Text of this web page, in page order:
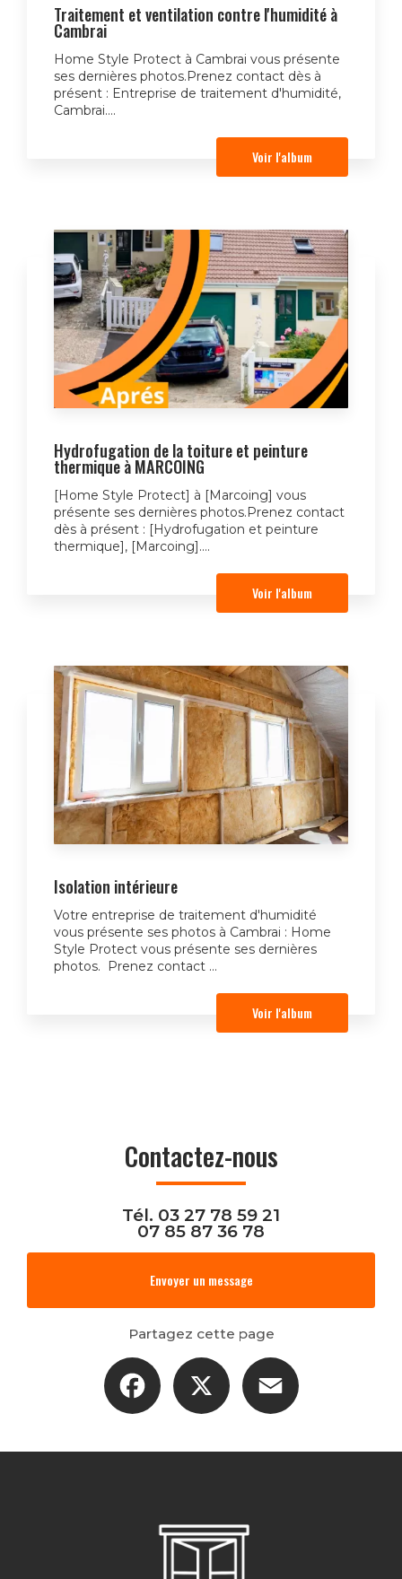
Traitement et ventilation contre l'humidité à
Cambrai
Home Style Protect à Cambrai vous présente
ses dernières photos.Prenez contact dès à
présent : Entreprise de traitement d'humidité,
Cambrai....
Voir l'album
Hydrofugation de la toiture et peinture
thermique à MARCOING
[Home Style Protect] à [Marcoing] vous
présente ses dernières photos.Prenez contact
dès à présent : [Hydrofugation et peinture
thermique], [Marcoing]....
Voir l'album
Isolation intérieure
Votre entreprise de traitement d'humidité
vous présente ses photos à Cambrai : Home
Style Protect vous présente ses dernières
photos. Prenez contact ...
Voir l'album
Contactez-nous
Tél. 03 27 78 59 21
07 85 87 36 78
Envoyer un message
Partagez cette page
Facebook